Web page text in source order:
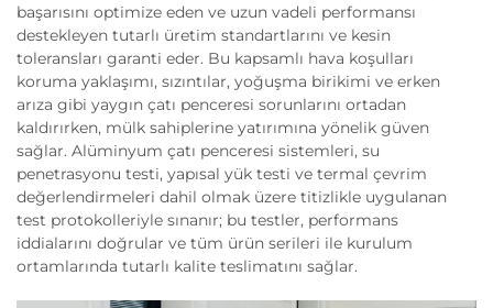
başarısını optimize eden ve uzun vadeli performansı
destekleyen tutarlı üretim standartlarını ve kesin
toleransları garanti eder. Bu kapsamlı hava koşulları
koruma yaklaşımı, sızıntılar, yoğuşma birikimi ve erken
arıza gibi yaygın çatı penceresi sorunlarını ortadan
kaldırırken, mülk sahiplerine yatırımına yönelik güven
sağlar. Alüminyum çatı penceresi sistemleri, su
penetrasyonu testi, yapısal yük testi ve termal çevrim
değerlendirmeleri dahil olmak üzere titizlikle uygulanan
test protokolleriyle sınanır; bu testler, performans
iddialarını doğrular ve tüm ürün serileri ile kurulum
ortamlarında tutarlı kalite teslimatını sağlar.